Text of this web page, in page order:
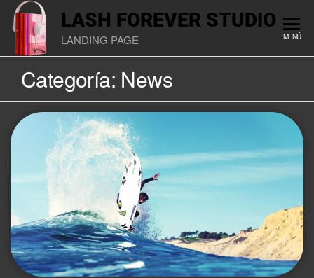
LASH FOREVER STUDIO
LANDING PAGE MENÚ
Categoría: News